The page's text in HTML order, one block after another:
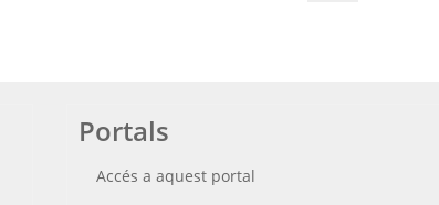
Portals
Accés a aquest portal